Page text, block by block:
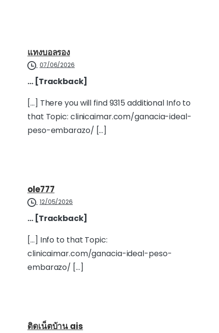
แทงบอลรอง
07/06/2026
… [Trackback]
[…] There you will find 9315 additional Info to
that Topic: clinicaimar.com/ganacia-ideal-
peso-embarazo/ […]
ole777
12/05/2026
… [Trackback]
[…] Info to that Topic:
clinicaimar.com/ganacia-ideal-peso-
embarazo/ […]
ติดเน็ตบ้าน ais